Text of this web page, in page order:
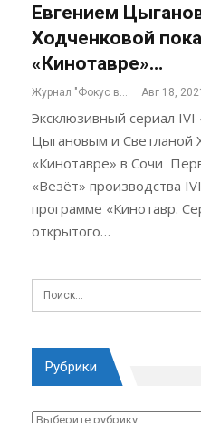
Евгением
Ходченковой
«Кинотавре»…
Журнал "Фокус внимания" Авг 18, 2021
Эксклюзивный сериал IVI
Цыгановым и Светланой
«Кинотавре» в Сочи
«Везёт» производства
программе «Кинотавр.
открытого…
Рубрики
Рубрики